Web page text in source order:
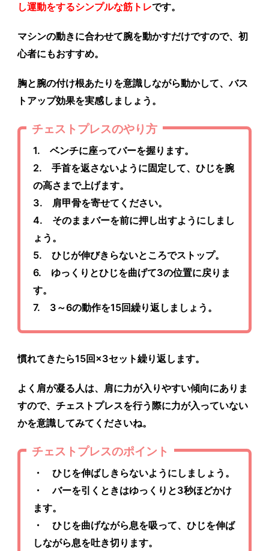
し運動をするシンプルな筋トレです。
マシンの動きに合わせて腕を動かすだけですので、初
心者にもおすすめ。
胸と腕の付け根あたりを意識しながら動かして、バス
トアップ効果を実感しましょう。
チェストプレスのやり方
1. ベンチに座ってバーを握ります。
2. 手首を返さないように固定して、ひじを腕
の高さまで上げます。
3. 肩甲骨を寄せてください。
4. そのままバーを前に押し出すようにしまし
ょう。
5. ひじが伸びきらないところでストップ。
6. ゆっくりとひじを曲げて3の位置に戻りま
す。
7. 3～6の動作を15回繰り返しましょう。
慣れてきたら15回×3セット繰り返します。
よく肩が凝る人は、肩に力が入りやすい傾向にありま
すので、チェストプレスを行う際に力が入っていない
かを意識してみてくださいね。
チェストプレスのポイント
・ ひじを伸ばしきらないようにしましょう。
・ バーを引くときはゆっくりと3秒ほどかけ
ます。
・ ひじを曲げながら息を吸って、ひじを伸ば
しながら息を吐き切ります。